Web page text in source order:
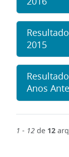
2015
Anos
1 - 12 de 12